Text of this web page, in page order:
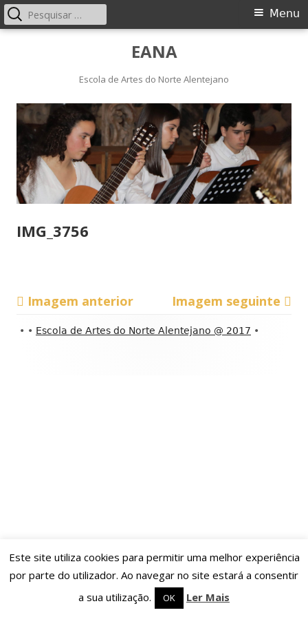
EANA
Escola de Artes do Norte Alentejano
Menu
principal
Menu
Pesquisar
por:
IMG_3756
Imagem anterior Imagem seguinte
Conteúdo
• • Escola de Artes do Norte Alentejano @ 2017 •
Este site utiliza cookies para permitir uma melhor experiência
por parte do utilizador. Ao navegar no site estará a consentir
a sua utilização.
OK Ler Mais